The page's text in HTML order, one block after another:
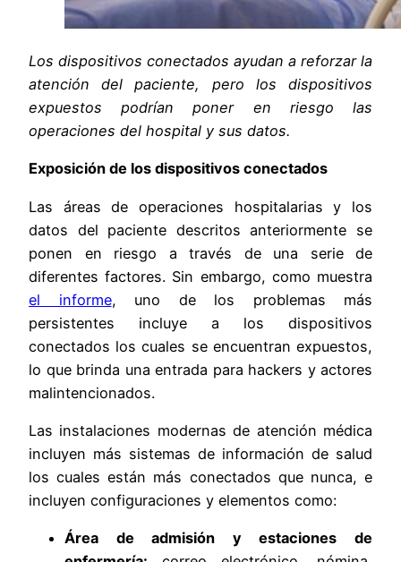
Los dispositivos conectados ayudan a reforzar la
atención del paciente, pero los dispositivos
expuestos podrían poner en riesgo las
operaciones del hospital y sus datos.
Exposición de los dispositivos conectados
Las áreas de operaciones hospitalarias y los
datos del paciente descritos anteriormente se
ponen en riesgo a través de una serie de
diferentes factores. Sin embargo, como muestra
el informe, uno de los problemas más
persistentes incluye a los dispositivos
conectados los cuales se encuentran expuestos,
lo que brinda una entrada para hackers y actores
malintencionados.
Las instalaciones modernas de atención médica
incluyen más sistemas de información de salud
los cuales están más conectados que nunca, e
incluyen configuraciones y elementos como:
Área de admisión y estaciones de